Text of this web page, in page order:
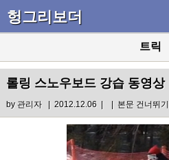
헝그리보더
트릭
롤링 스노우보드 강습 동영상
by 관리자| 2012.12.06 | | 본문 건너뛰기